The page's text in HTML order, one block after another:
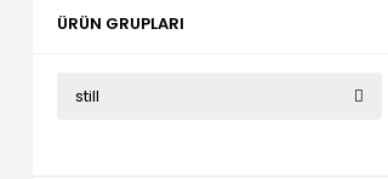
ÜRÜN GRUPLARI
still